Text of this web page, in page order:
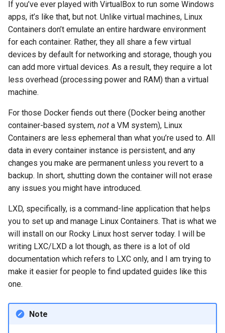
the proxy server
The Nginx website server
Getting real user IPs from
the proxy server (again)
The Reverse Proxy Server
Essential Step:
Configuring the “proxy-
server” Container to Take
all Incoming Server Traffic
Directing traffic to the
Apache server
Directing traffic to the
Nginx server
Restart the servers in your
web server containers
Getting SSL certificates
If you’ve ever played with VirtualBox to run some Windows
apps, it’s like that, but not. Unlike virtual machines, Linux
Containers don’t emulate an entire hardware environment
for each container. Rather, they all share a few virtual
devices by default for networking and storage, though you
can add more virtual devices. As a result, they require a lot
less overhead (processing power and RAM) than a virtual
machine.
For those Docker fiends out there (Docker being another
container-based system, not a VM system), Linux
Containers are less ephemeral than what you’re used to. All
data in every container instance is persistent, and any
changes you make are permanent unless you revert to a
backup. In short, shutting down the container will not erase
any issues you might have introduced.
LXD, specifically, is a command-line application that helps
you to set up and manage Linux Containers. That is what we
will install on our Rocky Linux host server today. I will be
writing LXC/LXD a lot though, as there is a lot of old
documentation which refers to LXC only, and I am trying to
make it easier for people to find updated guides like this
one.
Note